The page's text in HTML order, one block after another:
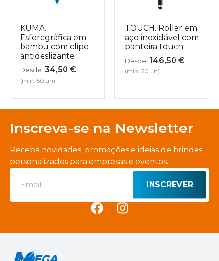
KUMA.
Esferográfica em
bambu com clipe
antideslizante
Desde: 34,50 €
(mín. 50 un)
TOUCH. Roller em
aço inoxidável com
ponteira touch
Desde: 146,50 €
(mín. 50 un)
Inscreva-se na Newsletter
Receba novidades, promoções e ideias de brindes
personalizados para empresas e eventos.
INSCREVER